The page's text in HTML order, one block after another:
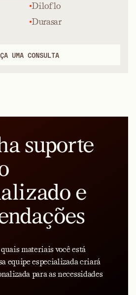
Diloflo
Durasar
UMA CONSULTA
suporte
e
materiais você está
equipe especializada criará
para as necessidades